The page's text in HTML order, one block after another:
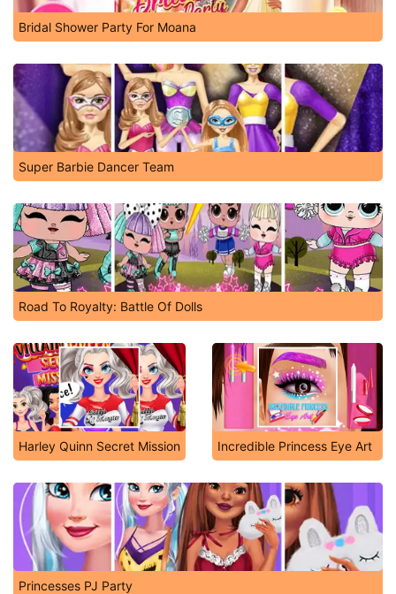
Bridal Shower Party For Moana
Super Barbie Dancer Team
Road To Royalty: Battle Of Dolls
Harley Quinn Secret Mission Incredible Princess Eye Art
Princesses PJ Party